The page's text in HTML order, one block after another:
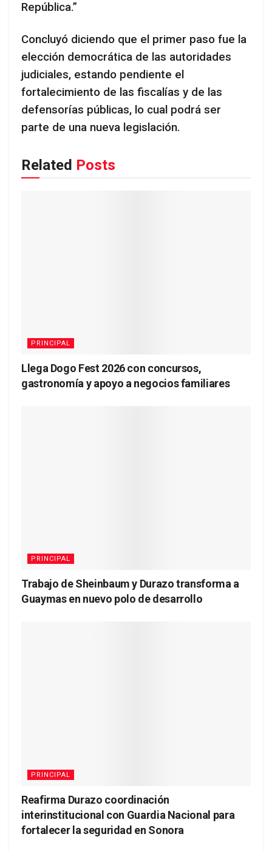
República.”
Concluyó diciendo que el primer paso fue la
elección democrática de las autoridades
judiciales, estando pendiente el
fortalecimiento de las fiscalías y de las
defensorías públicas, lo cual podrá ser
parte de una nueva legislación.
Related Posts
PRINCIPAL
Llega Dogo Fest 2026 con concursos,
gastronomía y apoyo a negocios familiares
PRINCIPAL
Trabajo de Sheinbaum y Durazo transforma a
Guaymas en nuevo polo de desarrollo
PRINCIPAL
Reafirma Durazo coordinación
interinstitucional con Guardia Nacional para
fortalecer la seguridad en Sonora